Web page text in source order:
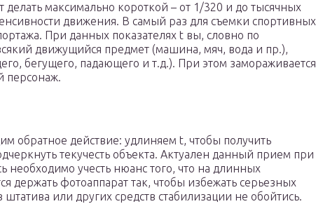
делать максимально короткой – от 1/320 и до тысячных
движения. В самый раз для съемки спортивных
При данных показателях t вы, словно по
движущийся предмет (машина, мяч, вода и пр.),
бегущего, падающего и т.д.). При этом замораживается
персонаж.
обратное действие: удлиняем t, чтобы получить
текучесть объекта. Актуален данный прием при
необходимо учесть нюанс того, что на длинных
держать фотоаппарат так, чтобы избежать серьезных
или других средств стабилизации не обойтись.